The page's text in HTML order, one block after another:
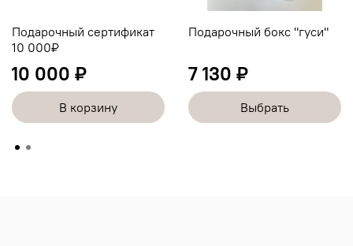
Подарочный сертификат
10 000₽
10 000 ₽
В корзину
Подарочный бокс "гуси"
7 130 ₽
Выбрать